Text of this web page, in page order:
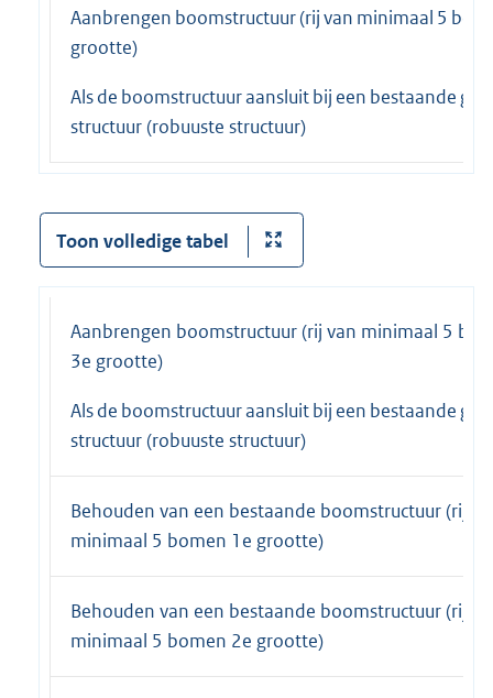
Aanbrengen boomstructuur (rij van minimaal 5
grootte)
Als de boomstructuur aansluit bij een bestaande
structuur (robuuste structuur)
Toon volledige tabel
Aanbrengen boomstructuur (rij van minimaal 5
3e grootte)
Als de boomstructuur aansluit bij een bestaande
structuur (robuuste structuur)
Behouden van een bestaande boomstructuur (rij
minimaal 5 bomen 1e grootte)
Behouden van een bestaande boomstructuur (rij
minimaal 5 bomen 2e grootte)